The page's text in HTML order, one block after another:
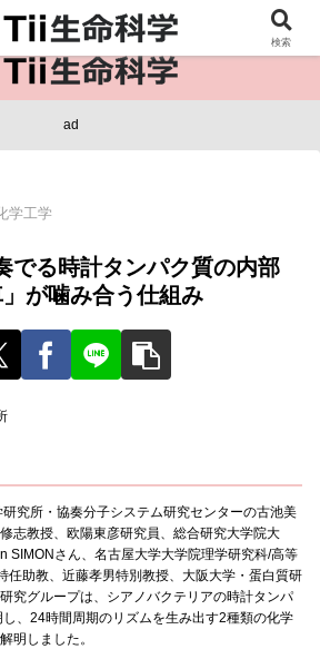
・生命・生物の情報インフラ。
ad
学工学
でる時計タンパク質の内部
が噛み合う仕組み
究所・協奏分子システム研究センターの古池美
志教授、欧陽東彦研究員、総合研究大学院大
SIMONさん、名古屋大学大学院理学研究科/高等
任助教、近藤孝男特別教授、大阪大学・蛋白質研
究グループは、シアノバクテリアの時計タンパ
、24時間周期のリズムを生み出す2種類の化学
明しました。
検索